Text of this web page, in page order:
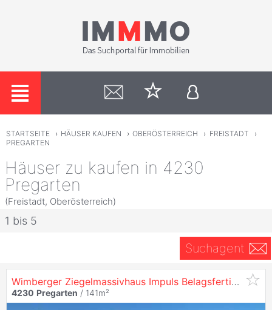
STARTSEITE › HÄUSER KAUFEN › OBERÖSTERREICH › FREISTADT
›
PREGARTEN
Häuser zu kaufen in 4230
Pregarten
(Freistadt, Oberösterreich)
1 bis 5
Suchagent
Wimberger Ziegelmassivhaus Impuls Belagsfertig Für ihr Grundstück
4230 Pregarten / 141m²